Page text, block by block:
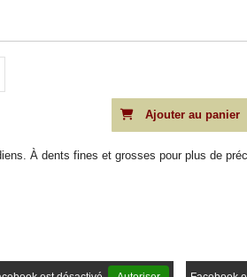
Ajouter au panier
À dents fines et grosses pour plus de